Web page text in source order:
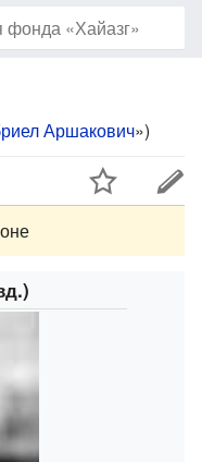
Аршакович»)